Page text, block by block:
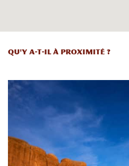
QU'Y A-T-IL À PROXIMITÉ ?